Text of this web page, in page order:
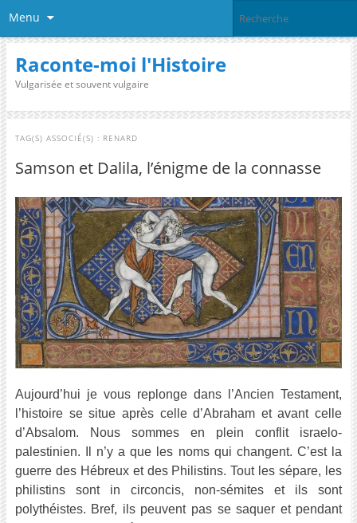
Menu
Raconte-moi l'Histoire
Vulgarisée et souvent vulgaire
TAG(S) ASSOCIÉ(S) : RENARD
Samson et Dalila, l’énigme de la connasse
Aujourd’hui je vous replonge dans l’Ancien Testament,
l’histoire se situe après celle d’Abraham et avant celle
d’Absalom. Nous sommes en plein conflit israelo-
palestinien. Il n’y a que les noms qui changent. C’est la
guerre des Hébreux et des Philistins. Tout les sépare, les
philistins sont in circoncis, non-sémites et ils sont
polythéistes. Bref, ils peuvent pas se saquer et pendant